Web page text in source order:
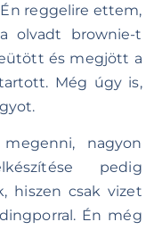
reggelire ettem,
olvadt brownie-t
és megjött a
Még úgy is,
nagyon
pedig
hiszen csak vizet
Én még